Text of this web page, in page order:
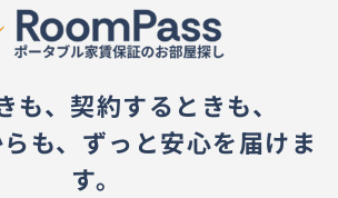
も、契約するときも、
も、ずっと安心を届けま
す。